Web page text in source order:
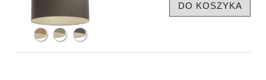
DO KOSZYKA